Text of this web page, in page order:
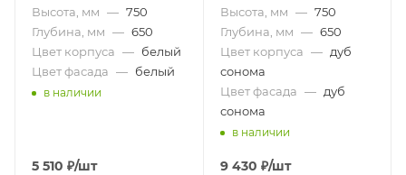
Высота, мм — 750
Глубина, мм — 650
Цвет корпуса — белый
Цвет фасада — белый
в наличии
5 510 ₽/шт
Высота, мм — 750
Глубина, мм — 650
Цвет корпуса — дуб
сонома
Цвет фасада — дуб
сонома
в наличии
9 430 ₽/шт